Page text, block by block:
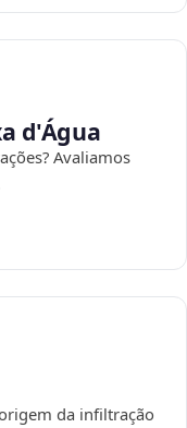
d'Água
Avaliamos
da infiltração